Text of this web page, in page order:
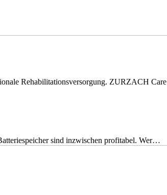
Rehabilitationsversorgung. ZURZACH
sind inzwischen profitabel. Wer…